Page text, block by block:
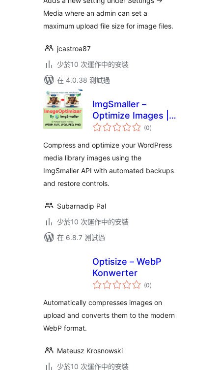
Media where an admin can set a
maximum upload file size for image files.
jcastroa87
少於10 次運作中的安裝
在 4.0.38 測試過
ImgSmaller –
Optimize Images |
Compress Images |
AVIF
(0總
評)
Compress and optimize your WordPress
media library images using the
ImgSmaller API with automated backups
and restore controls.
Subarnadip Pal
少於10 次運作中的安裝
在 6.8.7 測試過
Optisize – WebP
Konwerter
(0總
評)
Automatically compresses images on
upload and converts them to the modern
WebP format.
Mateusz Krosnowski
少於10 次運作中的安裝